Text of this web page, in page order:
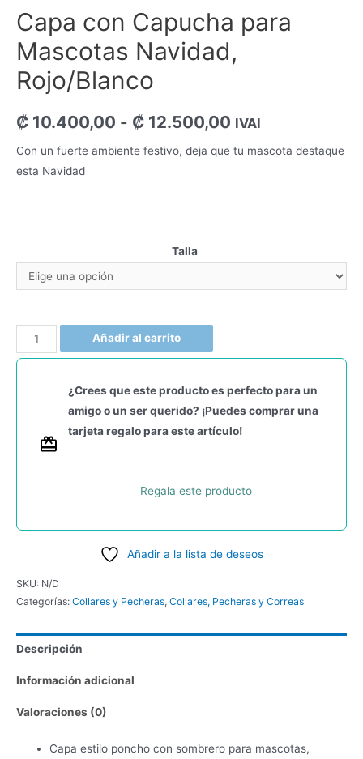
Capa con Capucha para
Mascotas Navidad,
Rojo/Blanco
₡ 10.400,00 - ₡ 12.500,00 IVAI
Con un fuerte ambiente festivo, deja que tu mascota destaque
esta Navidad
Talla
Añadir al carrito
¿Crees que este producto es perfecto para un
amigo o un ser querido? ¡Puedes comprar una
tarjeta regalo para este artículo!
Regala este producto
Añadir a la lista de deseos
SKU: N/D
Categorías: Collares y Pecheras, Collares, Pecheras y Correas
Descripción
Información adicional
Valoraciones (0)
Capa estilo poncho con sombrero para mascotas,